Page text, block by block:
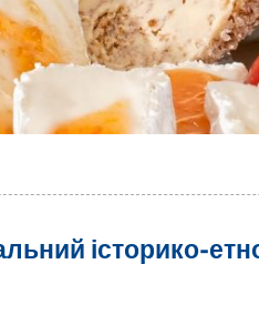
історико-